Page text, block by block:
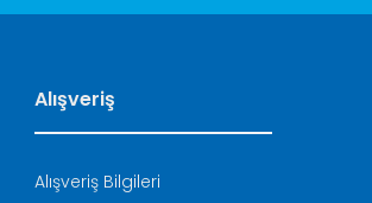
Alışveriş
Alışveriş Bilgileri